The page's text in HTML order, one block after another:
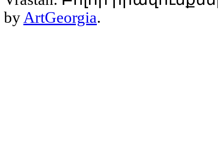
by ArtGeorgia.